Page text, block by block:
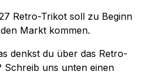
Retro-Trikot soll zu Beginn
Markt kommen.
denkst du über das Retro-
Schreib uns unten einen